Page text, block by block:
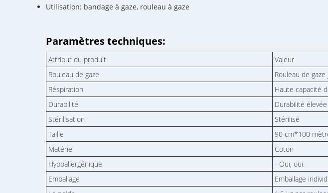
Utilisation: bandage à gaze, rouleau à gaze
Paramètres techniques:
Attribut du produit
Valeur
Rouleau de gaze
Rouleau de
Réspiration
Haute capacité
Durabilité
Durabilité élevée
Stérilisation
Stérilisé
Taille
90 cm*100
Matériel
Coton
Hypoallergénique
- Oui, oui.
Emballage
Emballage